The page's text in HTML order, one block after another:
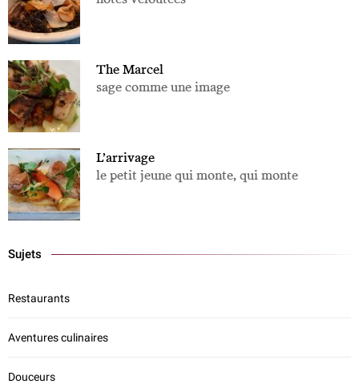
The Marcel
sage comme une image
L’arrivage
le petit jeune qui monte, qui monte
Sujets
Restaurants
Aventures culinaires
Douceurs